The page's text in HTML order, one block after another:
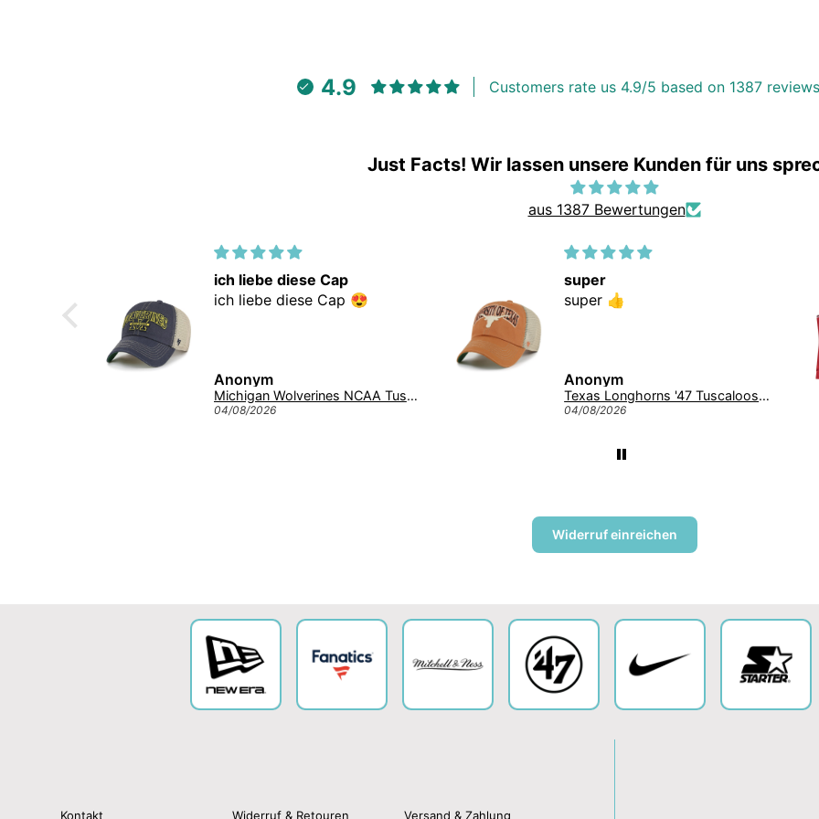
4.9 Customers rate us 4.9/5 based on 1387
Just Facts! Wir lassen unsere Kunden für uns
aus 1387 Bewertungen
ich liebe diese Cap
ich liebe diese Cap 😍
Anonym
Michigan Wolverines NCAA Tuscaloosa Trawler ’47 CLEAN UP College Cap Navy
04/08/2026
super
super 👍
Anonym
Texas Longhorns '47 Tuscaloosa Trawler Clean Up NCAA College Cap Burnt Orange
04/08/2026
Widerruf einreichen
Kontakt Widerruf & Retouren Versand & Zahlung